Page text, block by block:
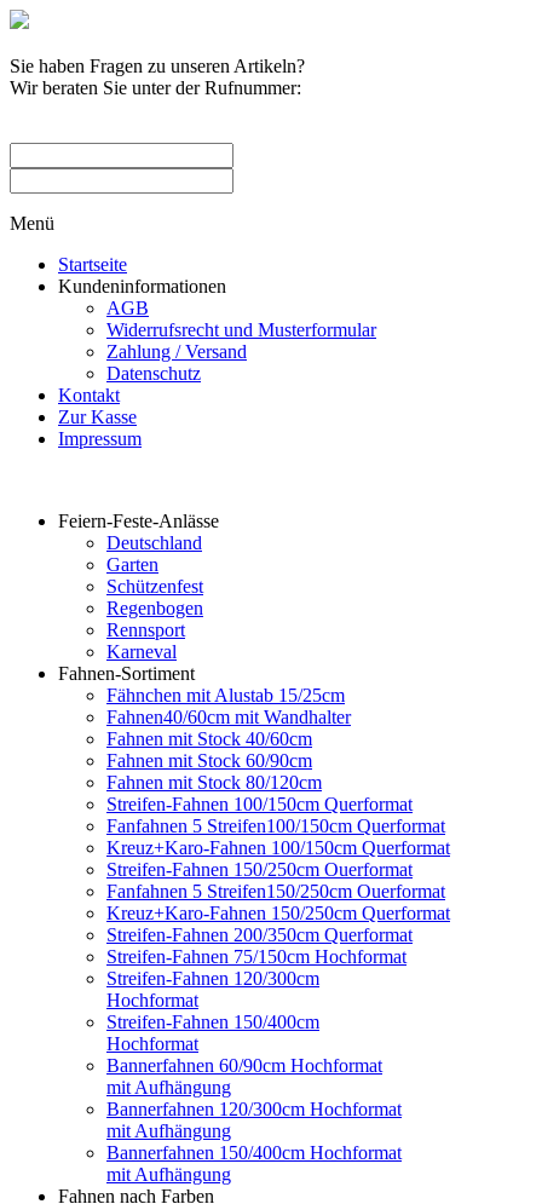
Sie haben Fragen zu unseren Artikeln?
Wir beraten Sie unter der Rufnummer:
Menü
Startseite
Kundeninformationen
AGB
Widerrufsrecht und Musterformular
Zahlung / Versand
Datenschutz
Kontakt
Zur Kasse
Impressum
Feiern-Feste-Anlässe
Deutschland
Garten
Schützenfest
Regenbogen
Rennsport
Karneval
Fahnen-Sortiment
Fähnchen mit Alustab 15/25cm
Fahnen40/60cm mit Wandhalter
Fahnen mit Stock 40/60cm
Fahnen mit Stock 60/90cm
Fahnen mit Stock 80/120cm
Streifen-Fahnen 100/150cm Querformat
Fanfahnen 5 Streifen100/150cm Querformat
Kreuz+Karo-Fahnen 100/150cm Querformat
Streifen-Fahnen 150/250cm Ouerformat
Fanfahnen 5 Streifen150/250cm Ouerformat
Kreuz+Karo-Fahnen 150/250cm Querformat
Streifen-Fahnen 200/350cm Querformat
Streifen-Fahnen 75/150cm Hochformat
Streifen-Fahnen 120/300cm
Hochformat
Streifen-Fahnen 150/400cm
Hochformat
Bannerfahnen 60/90cm Hochformat
mit Aufhängung
Bannerfahnen 120/300cm Hochformat
mit Aufhängung
Bannerfahnen 150/400cm Hochformat
mit Aufhängung
Fahnen nach Farben